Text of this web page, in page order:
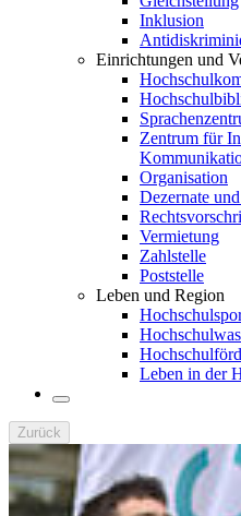
Inklusion
Einrichtungen und
Zentrum für
Organisation
Dezernate
Vermietung
Zahlstelle
Poststelle
Leben und Region
Leben in der
Zurück